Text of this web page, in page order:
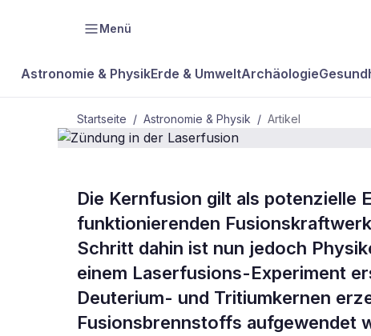
Menü
Astronomie & PhysikErde & UmweltArchäologie
Startseite / Astronomie & Physik / Artikel
ASTRONOMIE & PHYSIK
Zündung in
Laserfusion
Die Kernfusion gilt als potenzielle
funktionierenden
Schritt dahin ist nun jedoch
einem Laserfusions-Experiment
Deuterium- und Tritiumkernen
Fusionsbrennstoffs aufgewendet